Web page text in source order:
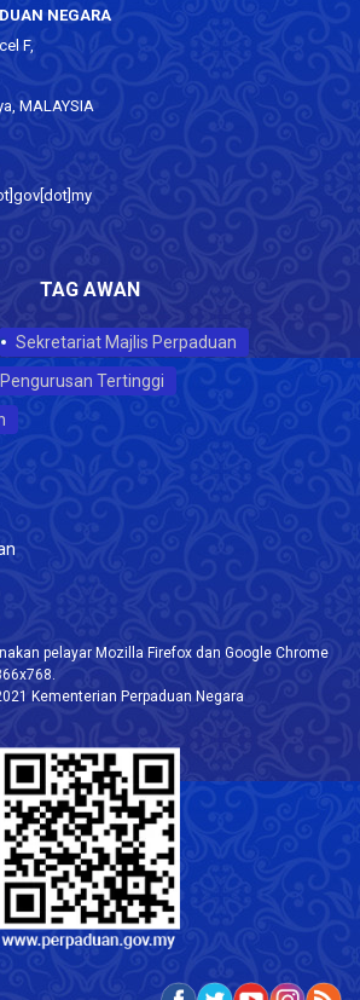
NEGARA
F,
MALAYSIA
TAG AWAN
Sekretariat Majlis Perpaduan
Pengurusan Tertinggi
pelayar Mozilla Firefox dan Google Chrome
Kementerian Perpaduan Negara